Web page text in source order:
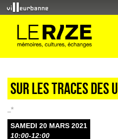
Sur les traces des
_*
SAMEDI 20 MARS 2021
10:00-12:00